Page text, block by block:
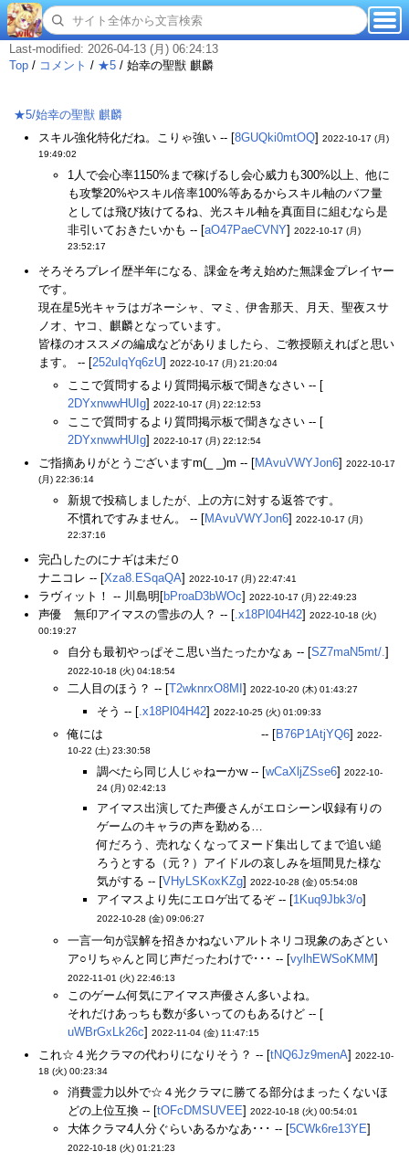
Last-modified: 2026-04-13 (月) 06:24:13
Top / コメント / ★5 / 始幸の聖獣 麒麟
★5/始幸の聖獣 麒麟
スキル強化特化だね。こりゃ強い -- [8GUQki0mtOQ] 2022-10-17 (月)
19:49:02
1人で会心率1150%まで稼げるし会心威力も300%以上、他に
も攻撃20%やスキル倍率100%等あるからスキル軸のバフ量
としては飛び抜けてるね、光スキル軸を真面目に組むなら是
非引いておきたいかも -- [aO47PaeCVNY] 2022-10-17 (月)
23:52:17
そろそろプレイ歴半年になる、課金を考え始めた無課金プレイヤー
です。
現在星5光キャラはガネーシャ、マミ、伊舎那天、月天、聖夜スサ
ノオ、ヤコ、麒麟となっています。
皆様のオススメの編成などがありましたら、ご教授願えればと思い
ます。 -- [252uIqYq6zU] 2022-10-17 (月) 21:20:04
ここで質問するより質問掲示板で聞きなさい -- [
2DYxnwwHUIg] 2022-10-17 (月) 22:12:53
ここで質問するより質問掲示板で聞きなさい -- [
2DYxnwwHUIg] 2022-10-17 (月) 22:12:54
ご指摘ありがとうございますm(_ _)m -- [MAvuVWYJon6] 2022-10-17
(月) 22:36:14
新規で投稿しましたが、上の方に対する返答です。
不慣れですみません。 -- [MAvuVWYJon6] 2022-10-17 (月)
22:37:16
完凸したのにナギは未だ０
ナニコレ -- [Xza8.ESqaQA] 2022-10-17 (月) 22:47:41
ラヴィット！ -- 川島明[bProaD3bWOc] 2022-10-17 (月) 22:49:23
声優 無印アイマスの雪歩の人？ -- [.x18Pl04H42] 2022-10-18 (火)
00:19:27
自分も最初やっぱそこ思い当たったかなぁ -- [SZ7maN5mt/.]
2022-10-18 (火) 04:18:54
二人目のほう？ -- [T2wknrxO8MI ] 2022-10-20 (木) 01:43:27
そう -- [.x18Pl04H42] 2022-10-25 (火) 01:09:33
俺には -- [B76P1AtjYQ6] 2022-
10-22 (土) 23:30:58
調べたら同じ人じゃねーかw -- [wCaXljZSse6] 2022-10-
24 (月) 02:42:13
アイマス出演してた声優さんがエロシーン収録有りの
ゲームのキャラの声を勤める…
何だろう、売れなくなってヌード集出してまで追い縋
ろうとする（元？）アイドルの哀しみを垣間見た様な
気がする -- [VHyLSKoxKZg] 2022-10-28 (金) 05:54:08
アイマスより先にエロゲ出てるぞ -- [1Kuq9Jbk3/o]
2022-10-28 (金) 09:06:27
一言一句が誤解を招きかねないアルトネリコ現象のあざとい
ア○リちゃんと同じ声だったわけで･･･ -- [vylhEWSoKMM]
2022-11-01 (火) 22:46:13
このゲーム何気にアイマス声優さん多いよね。
それだけあっちも数が多いってのもあるけど -- [
uWBrGxLk26c] 2022-11-04 (金) 11:47:15
これ☆４光クラマの代わりになりそう？ -- [tNQ6Jz9menA] 2022-10-
18 (火) 00:23:34
消費霊力以外で☆４光クラマに勝てる部分はまったくないほ
どの上位互換 -- [tOFcDMSUVEE] 2022-10-18 (火) 00:54:01
大体クラマ4人分ぐらいあるかなあ･･･ -- [5CWk6re13YE]
2022-10-18 (火) 01:21:23